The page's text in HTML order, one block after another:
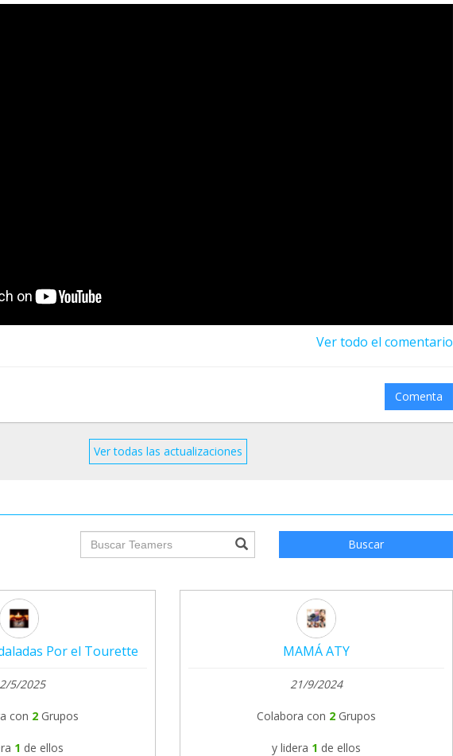
Ver todo el comentario
Comenta
Ver todas las actualizaciones
groupProfile.searchForm.search.text??? Buscar
Por el Tourette
5/2025
con 2 Grupos
1 de ellos
MAMÁ ATY
21/9/2024
Colabora con 2 Grupos
y lidera 1 de ellos